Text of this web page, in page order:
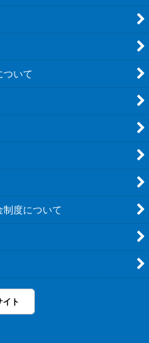
ついて
制度について
イト